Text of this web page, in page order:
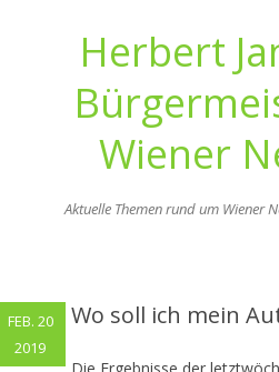
Herbert
Wiener
Aktuelle Themen rund um Wiener
Wo soll ich mein
FEB. 20
2019